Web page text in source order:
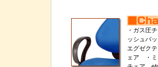
・ガス圧
ッシュバ
エグゼク
ェア ・ミ